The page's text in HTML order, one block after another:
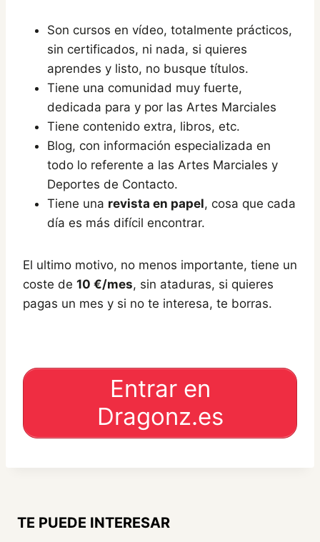
Son cursos en vídeo, totalmente prácticos,
sin certificados, ni nada, si quieres
aprendes y listo, no busque títulos.
Tiene una comunidad muy fuerte,
dedicada para y por las Artes Marciales
Tiene contenido extra, libros, etc.
Blog, con información especializada en
todo lo referente a las Artes Marciales y
Deportes de Contacto.
Tiene una revista en papel, cosa que cada
día es más difícil encontrar.
El ultimo motivo, no menos importante, tiene un
coste de 10 €/mes, sin ataduras, si quieres
pagas un mes y si no te interesa, te borras.
Entrar en
Dragonz.es
TE PUEDE INTERESAR